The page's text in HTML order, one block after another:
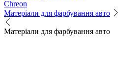
Chreon
Матеріали для фарбування авто
Матеріали для фарбування авто